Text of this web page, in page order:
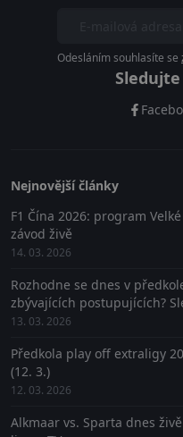
Odesláním souhlasíte se
Nejnovější články
F1 Čína 2026: program
závod živě
14. 03. 2026
Rozhodne se dnes v
zbývajících postupujících?
13. 03. 2026
Předkola play off extraligy
(12. 3.)
12. 03. 2026
Alkmaar vs. Sparta dnes